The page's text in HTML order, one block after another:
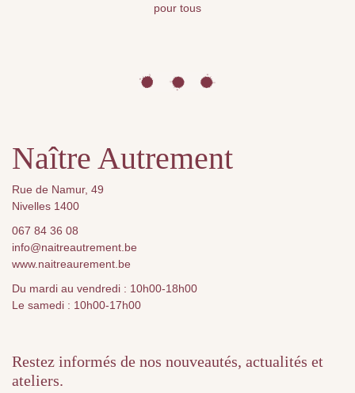
pour tous
Naître Autrement
Rue de Namur, 49
Nivelles 1400
067 84 36 08
info@naitreautrement.be
www.naitreaurement.be
Du mardi au vendredi : 10h00-18h00
Le samedi : 10h00-17h00
Restez informés de nos nouveautés, actualités et
ateliers.